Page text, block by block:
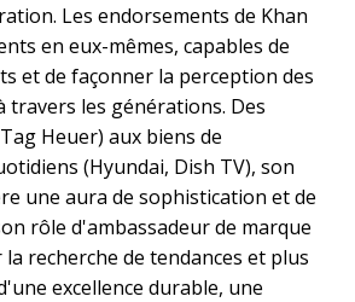
Les endorsements de Khan
en eux-mêmes, capables de
et de façonner la perception des
travers les générations. Des
Heuer) aux biens de
(Hyundai, Dish TV), son
une aura de sophistication et de
rôle d'ambassadeur de marque
recherche de tendances et plus
excellence durable, une